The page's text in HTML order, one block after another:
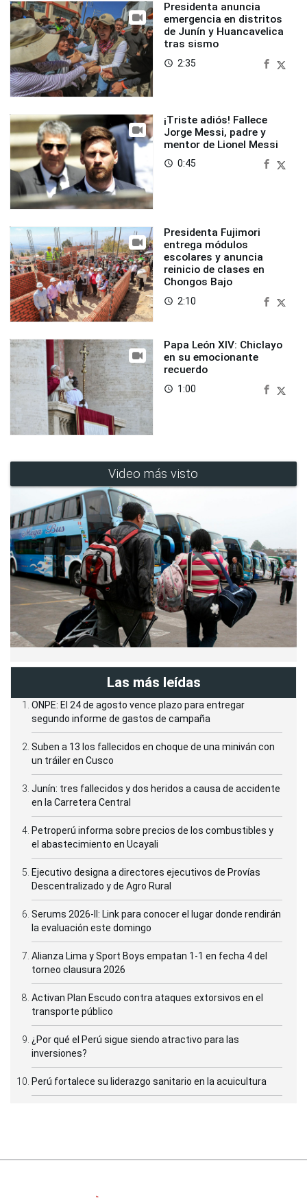
Presidenta anuncia
emergencia en distritos
de Junín y Huancavelica
tras sismo
access_time 2:35
¡Triste adiós! Fallece
Jorge Messi, padre y
mentor de Lionel Messi
access_time 0:45
Presidenta Fujimori
entrega módulos
escolares y anuncia
reinicio de clases en
Chongos Bajo
access_time 2:10
Papa León XIV: Chiclayo
en su emocionante
recuerdo
access_time 1:00
Video más visto
Las más leídas
ONPE: El 24 de agosto vence plazo para entregar
segundo informe de gastos de campaña
Suben a 13 los fallecidos en choque de una miniván con
un tráiler en Cusco
Junín: tres fallecidos y dos heridos a causa de accidente
en la Carretera Central
Petroperú informa sobre precios de los combustibles y
el abastecimiento en Ucayali
Ejecutivo designa a directores ejecutivos de Provías
Descentralizado y de Agro Rural
Serums 2026-II: Link para conocer el lugar donde rendirán
la evaluación este domingo
Alianza Lima y Sport Boys empatan 1-1 en fecha 4 del
torneo clausura 2026
Activan Plan Escudo contra ataques extorsivos en el
transporte público
¿Por qué el Perú sigue siendo atractivo para las
inversiones?
Perú fortalece su liderazgo sanitario en la acuicultura